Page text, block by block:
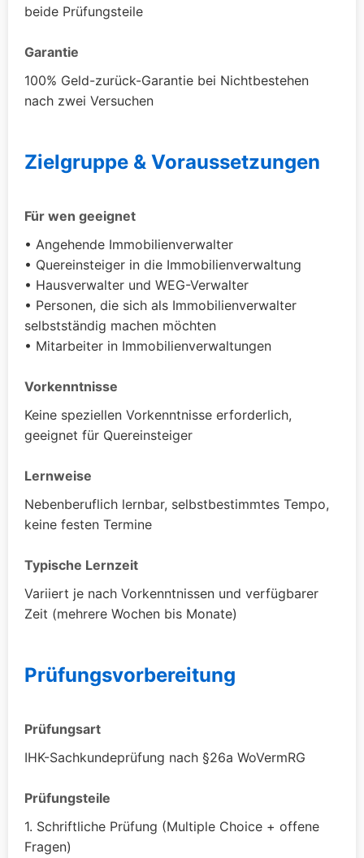
beide Prüfungsteile
Garantie
100% Geld-zurück-Garantie bei Nichtbestehen
nach zwei Versuchen
Zielgruppe & Voraussetzungen
Für wen geeignet
• Angehende Immobilienverwalter
• Quereinsteiger in die Immobilienverwaltung
• Hausverwalter und WEG-Verwalter
• Personen, die sich als Immobilienverwalter
selbstständig machen möchten
• Mitarbeiter in Immobilienverwaltungen
Vorkenntnisse
Keine speziellen Vorkenntnisse erforderlich,
geeignet für Quereinsteiger
Lernweise
Nebenberuflich lernbar, selbstbestimmtes Tempo,
keine festen Termine
Typische Lernzeit
Variiert je nach Vorkenntnissen und verfügbarer
Zeit (mehrere Wochen bis Monate)
Prüfungsvorbereitung
Prüfungsart
IHK-Sachkundeprüfung nach §26a WoVermRG
Prüfungsteile
1. Schriftliche Prüfung (Multiple Choice + offene
Fragen)